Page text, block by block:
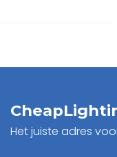
Het juiste adres